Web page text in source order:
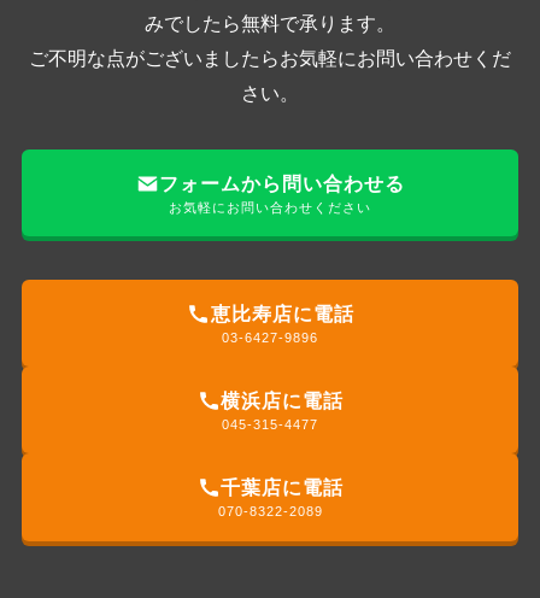
みでしたら無料で承ります。
ご不明な点がございましたらお気軽にお問い合わせくだ
さい。
フォームから問い合わせる
お気軽にお問い合わせください
恵比寿店に電話
03-6427-9896
横浜店に電話
045-315-4477
千葉店に電話
070-8322-2089